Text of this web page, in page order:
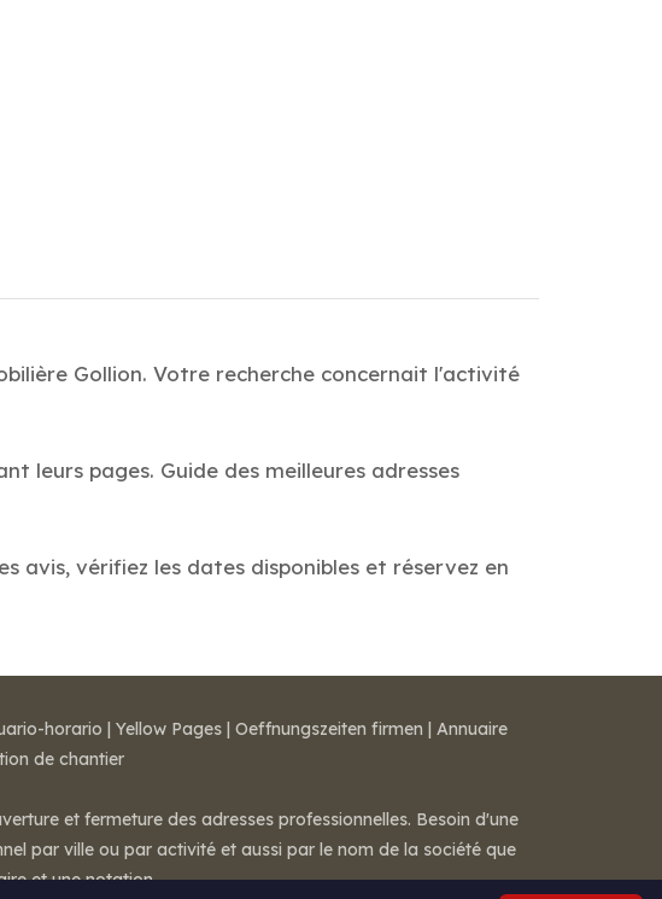
Gollion. Votre recherche concernait l'activité
leurs pages. Guide des meilleures adresses
avis, vérifiez les dates disponibles et réservez en
horario | Yellow Pages | Oeffnungszeiten firmen | Annuaire
de chantier
et fermeture des adresses professionnelles. Besoin d'une
par ville ou par activité et aussi par le nom de la société que
et une notation.